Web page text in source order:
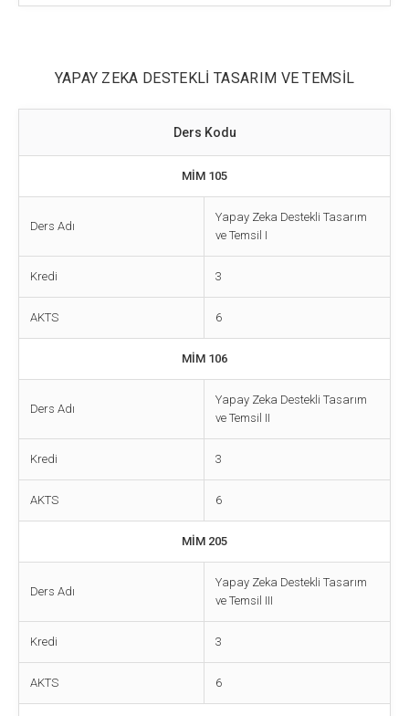
YAPAY ZEKA DESTEKLİ TASARIM VE TEMSİL
Ders Kodu
MİM 105
Ders Adı
Yapay Zeka Destekli Tasarım
ve Temsil I
Kredi 3
AKTS 6
MİM 106
Ders Adı
Yapay Zeka Destekli Tasarım
ve Temsil II
Kredi 3
AKTS 6
MİM 205
Ders Adı
Yapay Zeka Destekli Tasarım
ve Temsil III
Kredi 3
AKTS 6